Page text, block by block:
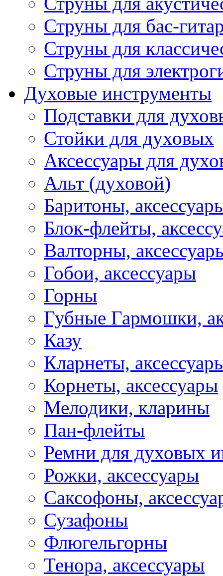
Струны для бас-
Струны для
Струны для
Духовые инструменты
Подставки для
Стойки для духовых
Аксессуары для
Альт (духовой)
Баритоны,
Блок-флейты,
Валторны,
Гобои, аксессуары
Горны
Губные Гармошки,
Казу
Кларнеты,
Корнеты, аксессуары
Мелодики, кларины
Пан-флейты
Ремни для духовых
Рожки, аксессуары
Саксофоны,
Сузафоны
Флюгельгорны
Тенора, аксессуары